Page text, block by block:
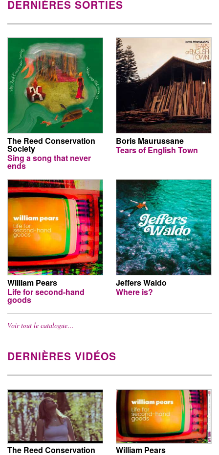
DERNIÈRES SORTIES
The Reed Conservation
Society
Sing a song that never
ends
Boris Maurussane
Tears of English Town
William Pears
Life for second-hand
goods
Jeffers Waldo
Where is?
Voir tout le catalogue…
DERNIÈRES VIDÉOS
The Reed Conservation
William Pears